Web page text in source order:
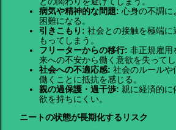
病気や精神的な問題: 心身の不調に
困難になる。
引きこもり: 社会との接触を極端に
もってしまう。
フリーターからの移行: 非正規雇用
来への不安から働く意欲を失ってし
社会への不適応感: 社会のルールや
働くことに抵抗を感じる。
親の過保護・過干渉: 親に経済的に
欲を持ちにくい。
ニートの状態が長期化するリスク